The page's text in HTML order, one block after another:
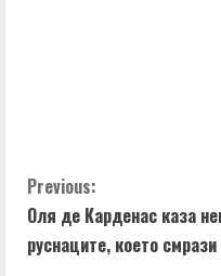
C
o
Previous:
Оля де Карденас каза
руснаците, което